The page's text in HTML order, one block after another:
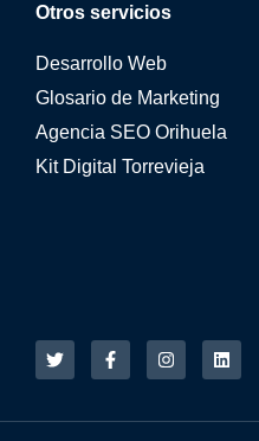
Otros servicios
Desarrollo Web
Glosario de Marketing
Agencia SEO Orihuela
Kit Digital Torrevieja